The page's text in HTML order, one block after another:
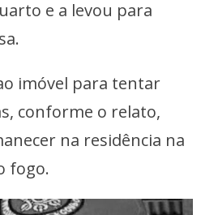
e a levou para
imóvel para tentar
conforme o relato,
na residência na
fogo.